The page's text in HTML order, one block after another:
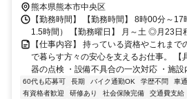
熊本県熊本市中央区
【勤務時間】 【勤務時間】 8時00分～
1.5時間） 【勤務曜日】 月～土 ◎月23日
【仕事内容】 持っている資格やこれま
で暮らす方々の安心を支えるお仕事。 【
器の点検 ・設備不具合の一次対応 ・施設
60代も応募可 長期 バイク通勤OK 学歴不問 車
有資格者歓迎
研修あり 社会保険完備 交通費支給